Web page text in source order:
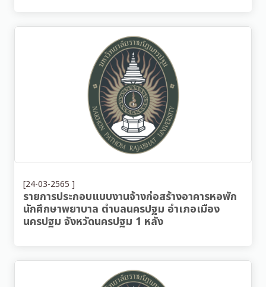
[24-03-2565 ]
รายการประกอบแบบงานจ้างก่อสร้างอาคารหอพัก
นักศึกษาพยาบาล ตำบลนครปฐม อำเภอเมือง
นครปฐม จังหวัดนครปฐม 1 หลัง